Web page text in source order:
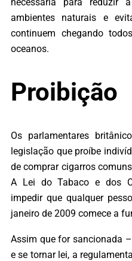
ambientes naturais e
continuem chegando
oceanos.
Proibição
Os parlamentares
legislação que proíbe
de comprar cigarros
A Lei do Tabaco e dos
impedir que qualquer
janeiro de 2009 comece a
Assim que for sancionada
e se tornar lei, a